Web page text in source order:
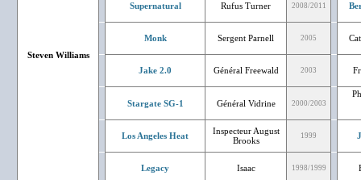
Steven Williams
Supernatural Rufus Turner 2008/2011
Monk Sergent Parnell 2005
Jake 2.0 Général Freewald 2003
Stargate SG-1 Général Vidrine 2000/2003
Los Angeles Heat
Inspecteur August
Brooks
1999
Legacy Isaac 1998/1999